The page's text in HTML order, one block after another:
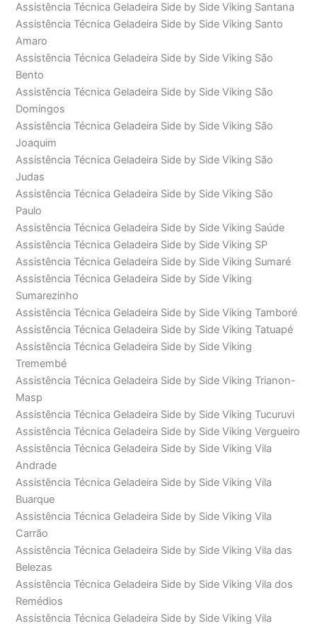
Assistência Técnica Geladeira Side by Side Viking Santana
Assistência Técnica Geladeira Side by Side Viking Santo
Amaro
Assistência Técnica Geladeira Side by Side Viking São
Bento
Assistência Técnica Geladeira Side by Side Viking São
Domingos
Assistência Técnica Geladeira Side by Side Viking São
Joaquim
Assistência Técnica Geladeira Side by Side Viking São
Judas
Assistência Técnica Geladeira Side by Side Viking São
Paulo
Assistência Técnica Geladeira Side by Side Viking Saúde
Assistência Técnica Geladeira Side by Side Viking SP
Assistência Técnica Geladeira Side by Side Viking Sumaré
Assistência Técnica Geladeira Side by Side Viking
Sumarezinho
Assistência Técnica Geladeira Side by Side Viking Tamboré
Assistência Técnica Geladeira Side by Side Viking Tatuapé
Assistência Técnica Geladeira Side by Side Viking
Tremembé
Assistência Técnica Geladeira Side by Side Viking Trianon-
Masp
Assistência Técnica Geladeira Side by Side Viking Tucuruvi
Assistência Técnica Geladeira Side by Side Viking Vergueiro
Assistência Técnica Geladeira Side by Side Viking Vila
Andrade
Assistência Técnica Geladeira Side by Side Viking Vila
Buarque
Assistência Técnica Geladeira Side by Side Viking Vila
Carrão
Assistência Técnica Geladeira Side by Side Viking Vila das
Belezas
Assistência Técnica Geladeira Side by Side Viking Vila dos
Remédios
Assistência Técnica Geladeira Side by Side Viking Vila